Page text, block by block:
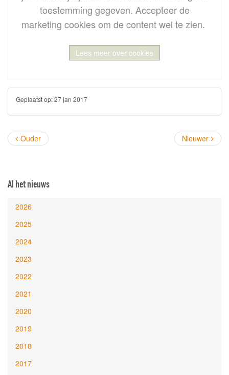
toestemming gegeven. Accepteer de
marketing cookies om de content wel te zien.
Lees meer over cookies
Geplaatst op:27 jan 2017
Ouder Nieuwer
Al het nieuws
2026
2025
2024
2023
2022
2021
2020
2019
2018
2017